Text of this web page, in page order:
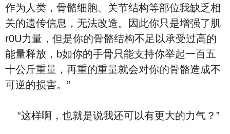
作为人类，骨骼细胞、关节结构等部位我缺乏相
关的遗传信息，无法改造。因此你只是增强了肌
r0U力量，但是你的骨骼结构不足以承受过高的
能量释放，b如你的手骨只能支持你举起一百五
十公斤重量，再重的重量就会对你的骨骼造成不
可逆的损害。”
“这样啊，也就是说我还可以有更大的力气？”